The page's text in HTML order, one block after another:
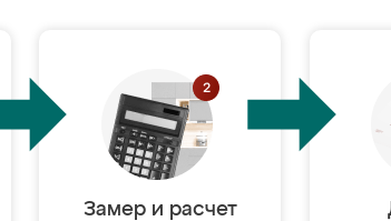
Замер и расчет